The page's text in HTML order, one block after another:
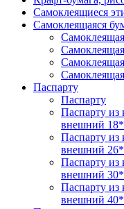
Самоклеящиеся
Самоклеящаяся
Паспарту
Паспарту
Паспарту из
внешний
Паспарту из
внешний
Паспарту из
внешний
Паспарту из
внешний